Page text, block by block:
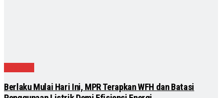
Berlaku Mulai Hari Ini, MPR Terapkan WFH dan Batasi